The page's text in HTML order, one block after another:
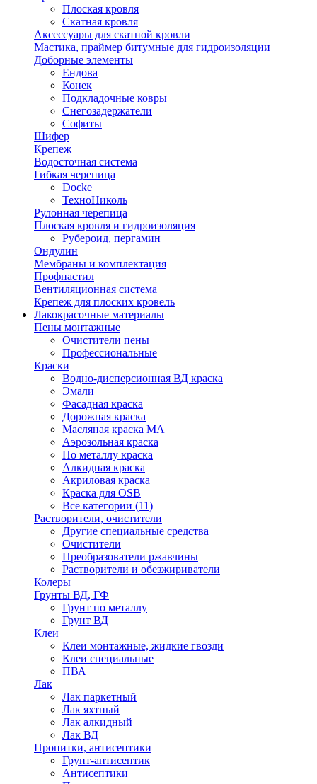
Плоская кровля
Скатная кровля
Аксессуары для скатной кровли
Мастика, праймер битумные для гидроизоляции
Доборные элементы
Ендова
Конек
Подкладочные ковры
Снегозадержатели
Софиты
Шифер
Крепеж
Водосточная система
Гибкая черепица
Docke
ТехноНиколь
Рулонная черепица
Плоская кровля и гидроизоляция
Рубероид, пергамин
Ондулин
Мембраны и комплектация
Профнастил
Вентиляционная система
Крепеж для плоских кровель
Лакокрасочные материалы
Пены монтажные
Очистители пены
Профессиональные
Краски
Водно-дисперсионная ВД краска
Эмали
Фасадная краска
Дорожная краска
Масляная краска МА
Аэрозольная краска
По металлу краска
Алкидная краска
Акриловая краска
Краска для OSB
Все категории (11)
Растворители, очистители
Другие специальные средства
Очистители
Преобразователи ржавчины
Растворители и обезжириватели
Колеры
Грунты ВД, ГФ
Грунт по металлу
Грунт ВД
Клеи
Клеи монтажные, жидкие гвозди
Клеи специальные
ПВА
Лак
Лак паркетный
Лак яхтный
Лак алкидный
Лак ВД
Пропитки, антисептики
Грунт-антисептик
Антисептики